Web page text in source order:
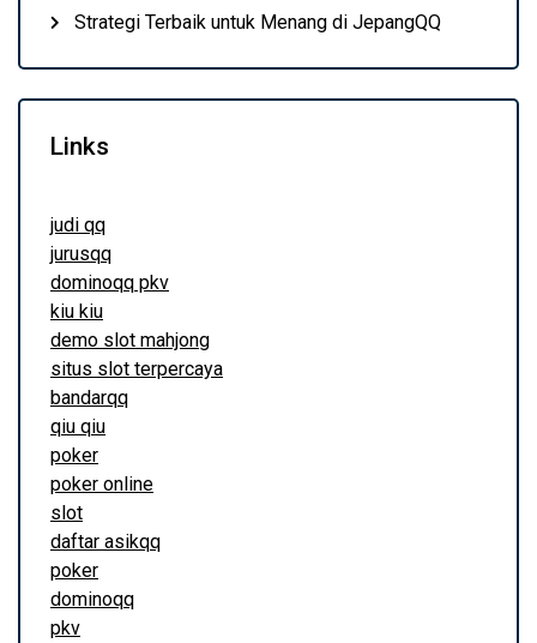
Strategi Terbaik untuk Menang di JepangQQ
Links
judi qq
jurusqq
dominoqq pkv
kiu kiu
demo slot mahjong
situs slot terpercaya
bandarqq
qiu qiu
poker
poker online
slot
daftar asikqq
poker
dominoqq
pkv